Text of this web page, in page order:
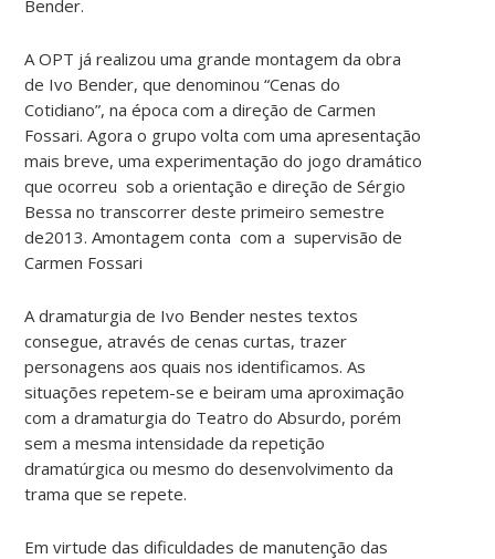
Bender.
A OPT já realizou uma grande montagem da obra
de Ivo Bender, que denominou “Cenas do
Cotidiano”, na época com a direção de Carmen
Fossari. Agora o grupo volta com uma apresentação
mais breve, uma experimentação do jogo dramático
que ocorreu sob a orientação e direção de Sérgio
Bessa no transcorrer deste primeiro semestre
de2013. Amontagem conta com a supervisão de
Carmen Fossari
A dramaturgia de Ivo Bender nestes textos
consegue, através de cenas curtas, trazer
personagens aos quais nos identificamos. As
situações repetem-se e beiram uma aproximação
com a dramaturgia do Teatro do Absurdo, porém
sem a mesma intensidade da repetição
dramatúrgica ou mesmo do desenvolvimento da
trama que se repete.
Em virtude das dificuldades de manutenção das